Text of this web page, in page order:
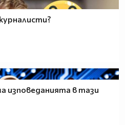
изповеданията в тази